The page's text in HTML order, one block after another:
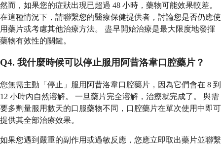
然而，如果您的症狀出現已超過 48 小時，藥物可能效果較差。
在這種情況下，請聯繫您的醫療保健提供者，討論您是否仍應使
用藥片或考慮其他治療方法。 盡早開始治療是最大限度地發揮
藥物有效性的關鍵。
Q4. 我什麼時候可以停止服用阿昔洛韋口腔藥片？
您無需主動「停止」服用阿昔洛韋口腔藥片，因為它們會在 8 到
12 小時內自然溶解。 一旦藥片完全溶解，治療就完成了。 與需
要多劑量服用數天的口服藥物不同，口腔藥片在單次使用中即可
提供其全部治療效果。
如果您遇到嚴重的副作用或過敏反應，您應立即取出藥片並聯繫